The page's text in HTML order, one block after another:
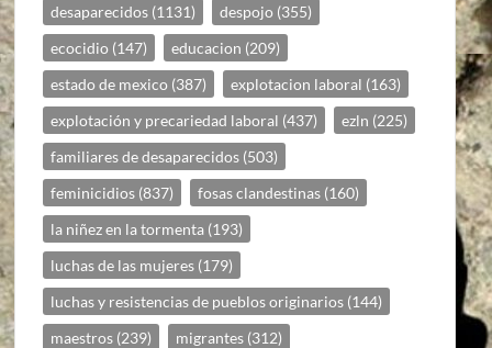
desaparecidos (1131) despojo (355)
ecocidio (147) educacion (209)
estado de mexico (387) explotacion laboral (163)
explotación y precariedad laboral (437) ezln (225)
familiares de desaparecidos (503)
feminicidios (837) fosas clandestinas (160)
la niñez en la tormenta (193)
luchas de las mujeres (179)
luchas y resistencias de pueblos originarios (144)
maestros (239) migrantes (312)